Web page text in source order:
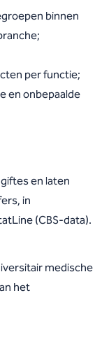
binnen
per functie;
en onbepaalde
en laten
in
(CBS-data).
medische
het